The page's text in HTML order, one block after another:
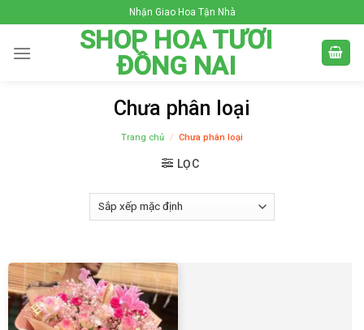
to
content
Nhận Giao Hoa Tận Nhà
SHOP HOA TƯƠI
ĐỒNG NAI
Chưa phân loại
Trang chủ / Chưa phân loại
LỌC